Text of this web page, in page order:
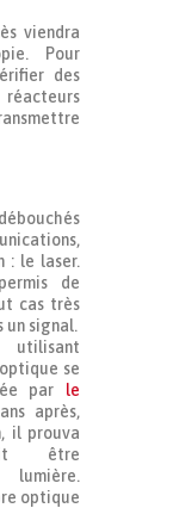
viendra
Pour
des
: le laser.
de
cas très
un signal.
utilisant
se
par
le
après,
il prouva
être
optique